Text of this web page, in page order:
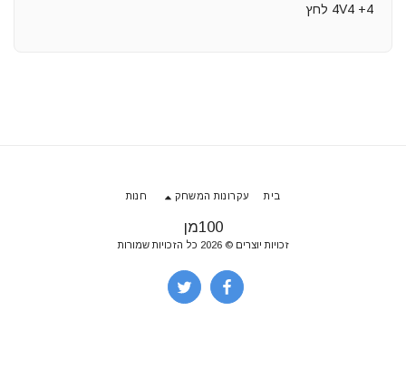
4V4 +4 לחץ
100מן
זכויות יוצרים © 2026 כל הזכויות שמורות
בית עקרונות המשחק חנות